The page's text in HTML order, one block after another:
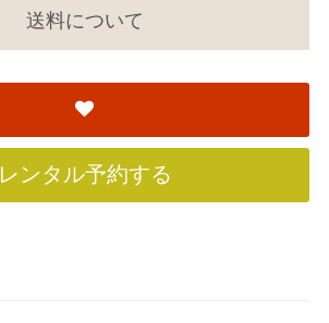
送料について
レンタル予約する